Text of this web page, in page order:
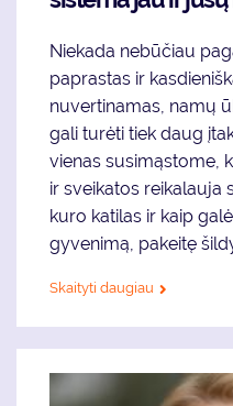
Niekada nebūčiau
paprastas ir
nuvertinamas, namų
gali turėti tiek daug
vienas susimąstome,
ir sveikatos reikalauja
kuro katilas ir kaip
gyvenimą, pakeitę
Skaityti daugiau